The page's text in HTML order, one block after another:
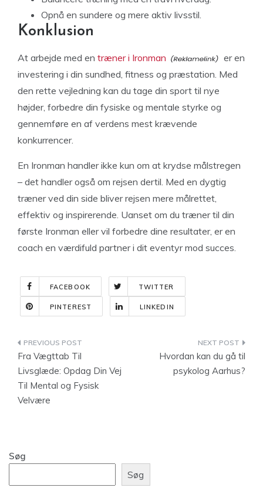
Opnå en sundere og mere aktiv livsstil.
Konklusion
At arbejde med en træner i Ironman
er en
investering i din sundhed, fitness og præstation. Med
den rette vejledning kan du tage din sport til nye
højder, forbedre din fysiske og mentale styrke og
gennemføre en af verdens mest krævende
konkurrencer.
En Ironman handler ikke kun om at krydse målstregen
– det handler også om rejsen dertil. Med en dygtig
træner ved din side bliver rejsen mere målrettet,
effektiv og inspirerende. Uanset om du træner til din
første Ironman eller vil forbedre dine resultater, er en
coach en værdifuld partner i dit eventyr mod succes.
FACEBOOK TWITTER
PINTEREST LINKEDIN
Indlægsnavigation
Fra Vægttab Til
Livsglæde: Opdag Din Vej
Til Mental og Fysisk
Velvære
Hvordan kan du gå til
psykolog Aarhus?
Søg
Søg